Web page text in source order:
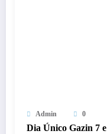
Admin 0
Dia Único Gazin 7